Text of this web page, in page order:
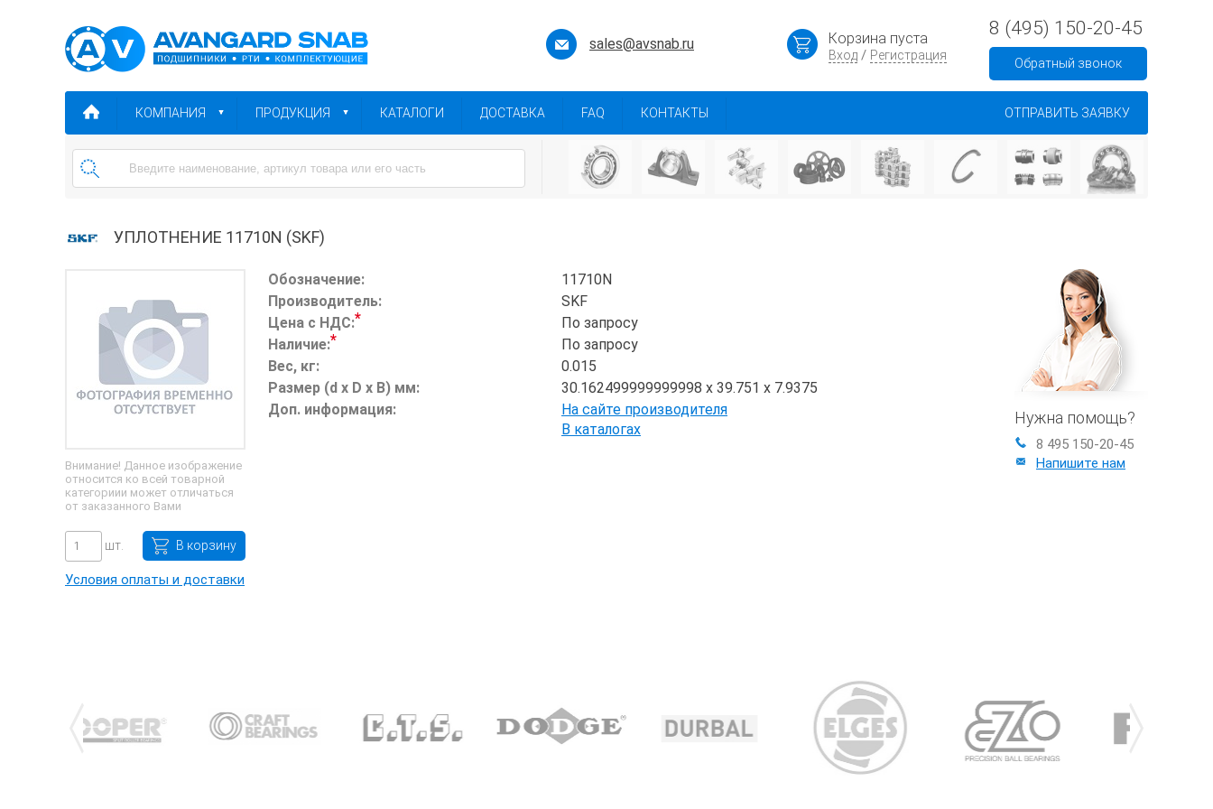
sales@avsnab.ru Корзина пуста
Вход / Регистрация
8 (495) 150-20-45
Обратный звонок
КОМПАНИЯ ПРОДУКЦИЯ КАТАЛОГИ ДОСТАВКА FAQ КОНТАКТЫ ОТПРАВИТЬ ЗАЯВКУ
УПЛОТНЕНИЕ 11710N (SKF)
Нужна помощь?
8 495 150-20-45
Напишите нам
Внимание! Данное изображение
относится ко всей товарной
категориии может отличаться
от заказанного Вами
шт. В корзину
Условия оплаты и доставки
Обозначение:
11710N
Производитель:
SKF
Цена с НДС:*
По запросу
Наличие:*
По запросу
Вес, кг:
0.015
Размер (d x D x B) мм:
30.162499999999998 x 39.751 x 7.9375
Доп. информация:
На сайте производителя
В каталогах